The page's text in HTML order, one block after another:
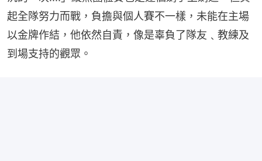
起全隊努力而戰，負擔與個人賽不一樣，未能在主場
以金牌作結，他依然自責，像是辜負了隊友﹑教練及
到場支持的觀眾。